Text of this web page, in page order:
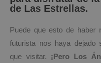
de Las Estrellas.
Puede que esto de haber
futurista nos haya dejado
que visitar. ¡Pero Los